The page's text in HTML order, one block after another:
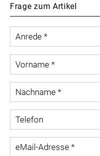
Frage zum Artikel